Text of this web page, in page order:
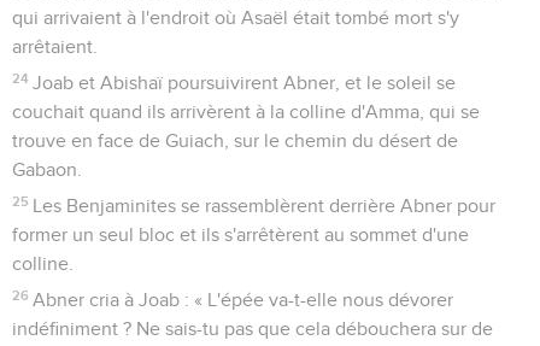
qui arrivaient à l'endroit où Asaël était tombé mort s'y
arrêtaient.
24 Joab et Abishaï poursuivirent Abner, et le soleil se
couchait quand ils arrivèrent à la colline d'Amma, qui se
trouve en face de Guiach, sur le chemin du désert de
Gabaon.
25 Les Benjaminites se rassemblèrent derrière Abner pour
former un seul bloc et ils s'arrêtèrent au sommet d'une
colline.
26 Abner cria à Joab : « L'épée va-t-elle nous dévorer
indéfiniment ? Ne sais-tu pas que cela débouchera sur de